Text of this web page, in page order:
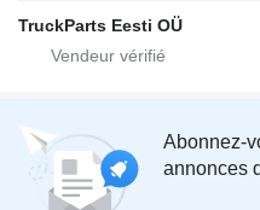
TruckParts Eesti OÜ
Abonnez-
annonces